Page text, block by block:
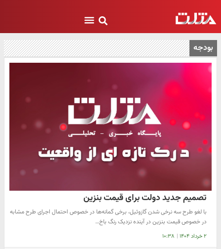
بودجه
تصمیم جدید دولت برای قیمت بنزین
با لغو طرح سه نرخی شدن گازوئیل، برخی گمانه‌ها در خصوص احتمال اجرای طرح مشابه
در خصوص قیمت بنزین در آینده نزدیک رنگ باخ…
۲ خرداد ۱۴۰۴ | ۱۰:۳۸